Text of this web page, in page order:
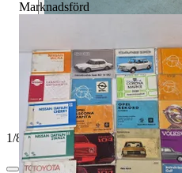
1/8
Marknadsförd